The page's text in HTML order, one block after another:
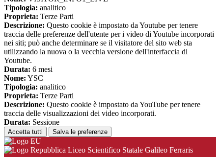
Tipologia: analitico
Proprieta: Terze Parti
Descrizione: Questo cookie è impostato da Youtube per tenere
traccia delle preferenze dell'utente per i video di Youtube incorporati
nei siti; può anche determinare se il visitatore del sito web sta
utilizzando la nuova o la vecchia versione dell'interfaccia di
Youtube.
Durata: 6 mesi
Nome: YSC
Tipologia: analitico
Proprieta: Terze Parti
Descrizione: Questo cookie è impostato da YouTube per tenere
traccia delle visualizzazioni dei video incorporati.
Durata: Sessione
Accetta tutti Salva le preferenze
Liceo Scientifico Statale Galileo Ferraris